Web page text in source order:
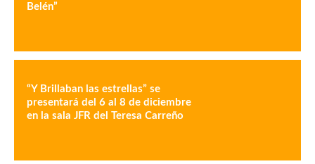
Belén”
“Y Brillaban las estrellas” se
presentará del 6 al 8 de diciembre
en la sala JFR del Teresa Carreño